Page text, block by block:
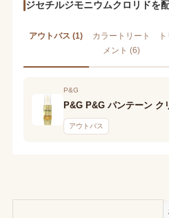
ジセチルジモニウムクロリドを
アウトバス (1)
カラートリート
メント (6)
P&G
アウトバス